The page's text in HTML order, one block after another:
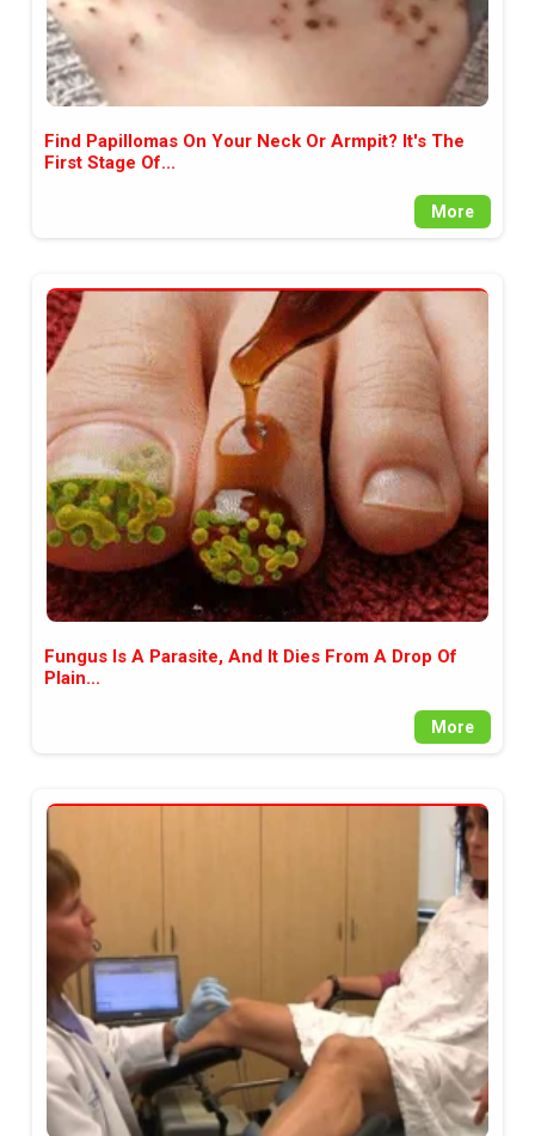
Find Papillomas On Your Neck Or Armpit? It's The
First Stage Of...
More
Fungus Is A Parasite, And It Dies From A Drop Of
Plain...
More